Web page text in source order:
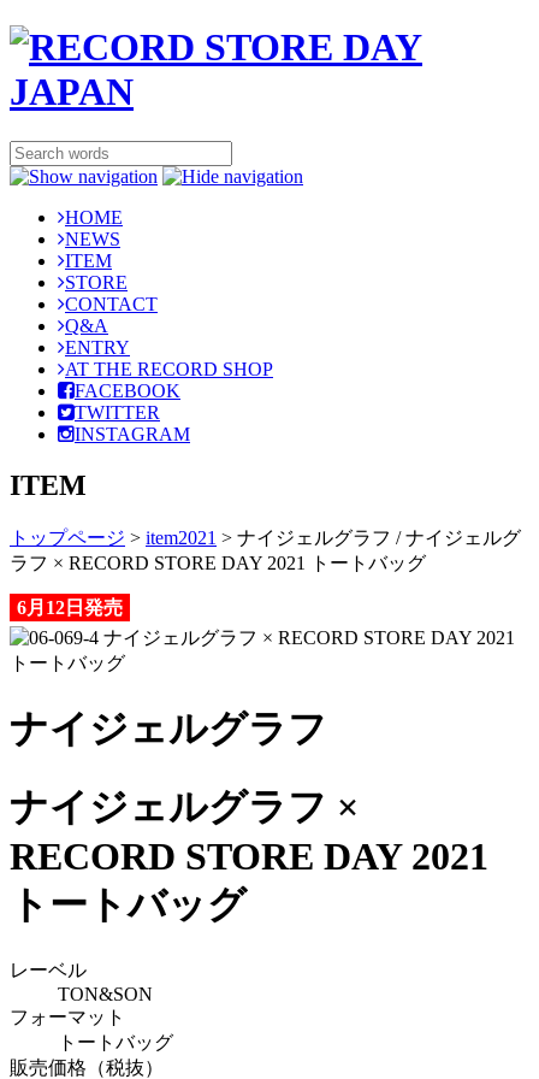
HOME
NEWS
ITEM
STORE
CONTACT
Q&A
ENTRY
AT THE RECORD SHOP
FACEBOOK
TWITTER
INSTAGRAM
ITEM
トップページ > item2021 > ナイジェルグラフ / ナイジェルグ
ラフ × RECORD STORE DAY 2021 トートバッグ
6月12日発売
ナイジェルグラフ
ナイジェルグラフ ×
RECORD STORE DAY 2021
トートバッグ
レーベル
TON&SON
フォーマット
トートバッグ
販売価格（税抜）